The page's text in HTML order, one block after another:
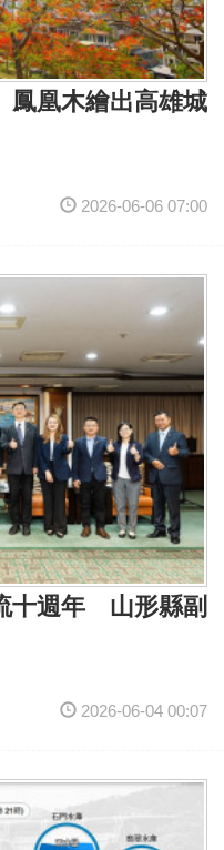
凰木繪出高雄城
2026-06-06 07:00
十週年 山形縣副
2026-06-04 00:07